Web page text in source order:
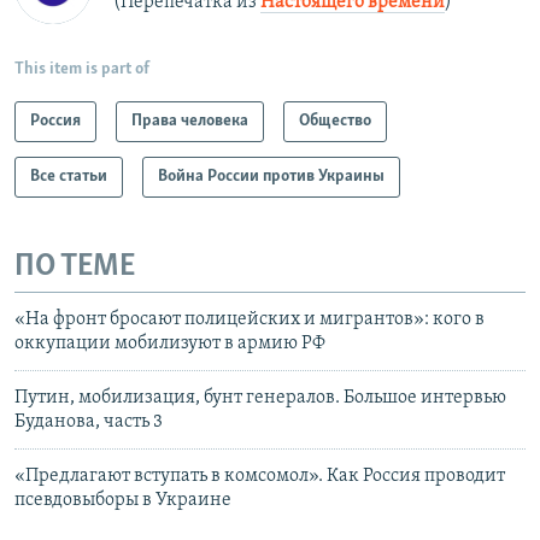
This item is part of
Россия Права человека Общество
Все статьи Война России против Украины
ПО ТЕМЕ
«На фронт бросают полицейских и мигрантов»: кого в
оккупации мобилизуют в армию РФ
Путин, мобилизация, бунт генералов. Большое интервью
Буданова, часть 3
«Предлагают вступать в комсомол». Как Россия проводит
псевдовыборы в Украине